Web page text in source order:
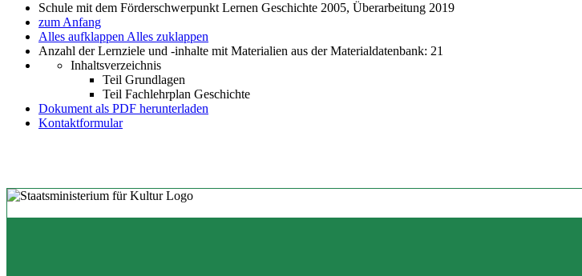
Schule mit dem Förderschwerpunkt Lernen Geschichte 2005, Überarbeitung 2019
zum Anfang
Alles aufklappen Alles zuklappen
Anzahl der Lernziele und -inhalte mit Materialien aus der Materialdatenbank: 21
Inhaltsverzeichnis
Teil Grundlagen
Teil Fachlehrplan Geschichte
Dokument als PDF herunterladen
Kontaktformular